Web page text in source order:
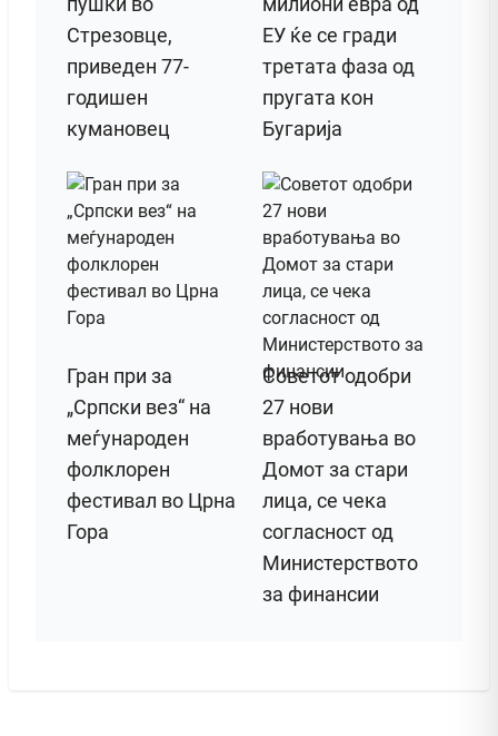
Стрезовце,
приведен 77-
годишен
кумановец
ЕУ ќе се гради
третата фаза од
пругата кон
Бугарија
Гран при за
„Српски вез“ на
меѓународен
фолклорен
фестивал во Црна
Гора
Советот одобри
27 нови
вработувања во
Домот за стари
лица, се чека
согласност од
Министерството
за финансии